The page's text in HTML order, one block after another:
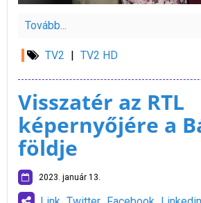
Tovább...
TV2 | TV2 HD
Visszatér az RTL
képernyőjére a
földje
2023. január 13.